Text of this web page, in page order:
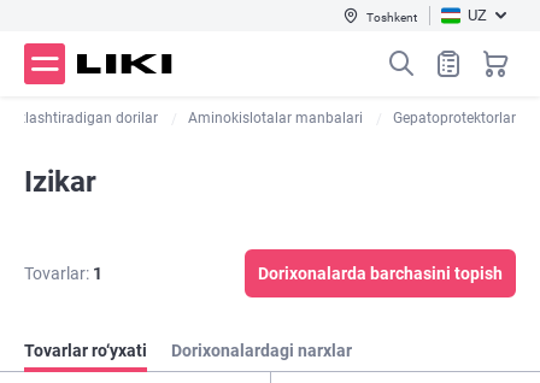
Toshkent UZ
tezlashtiradigan dorilar Aminokislotalar manbalari Gepatoprotektorlar
Izikar
Tovarlar: 1 Dorixonalarda barchasini topish
Tovarlar ro‘yxati Dorixonalardagi narxlar